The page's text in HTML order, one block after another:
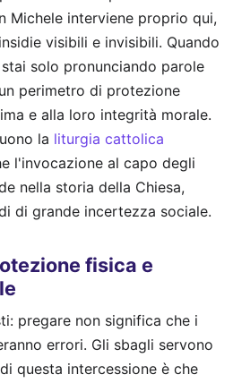
Michele interviene proprio qui,
visibili e invisibili. Quando
solo pronunciando parole
perimetro di protezione
e alla loro integrità morale.
la liturgia cattolica
l'invocazione al capo degli
nella storia della Chiesa,
di grande incertezza sociale.
fisica e
pregare non significa che i
errori. Gli sbagli servono
questa intercessione è che